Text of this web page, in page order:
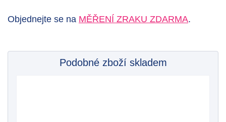
Objednejte se na MĚŘENÍ ZRAKU ZDARMA.
Podobné zboží skladem